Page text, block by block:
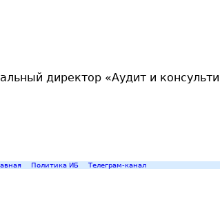
директор «Аудит и
Политика ИБ Телеграм-канал